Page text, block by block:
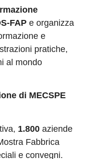
FAP e organizza
e
pratiche,
al mondo
di MECSPE
1.800 aziende
Fabbrica
e convegni.